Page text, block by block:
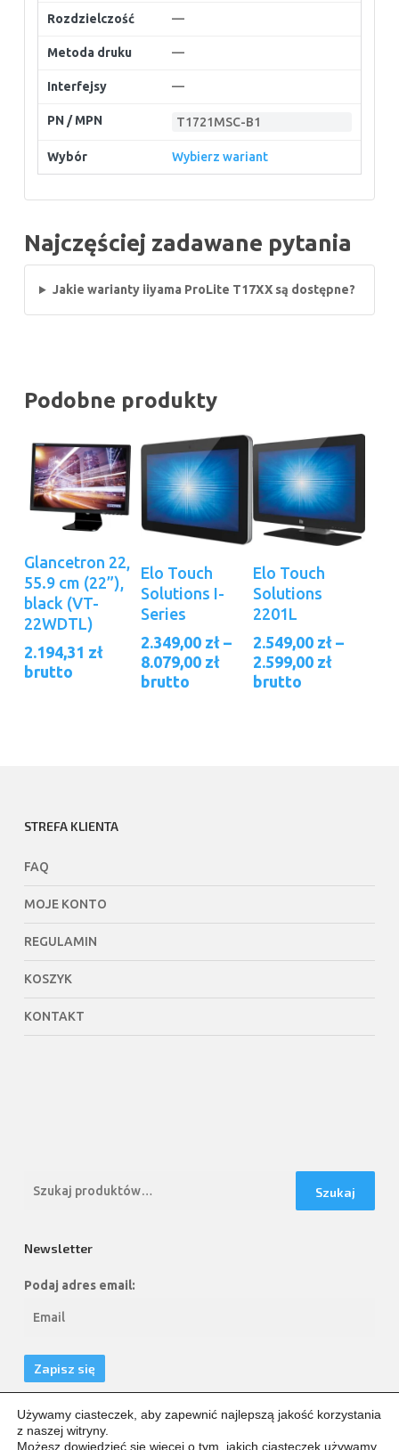
—
—
—
T1721MSC-B1
Wybierz wariant
Najczęściej zadawane pytania
Jakie warianty iiyama ProLite T17XX są dostępne?
Podobne produkty
Dodaj Do
Koszyka
Glancetron 22,
55.9 cm (22”),
black (VT-
22WDTL)
2.194,31 zł
brutto
Wybierz Opcje
produkt
ma
wiele
wariantów.
Opcje
można
Elo Touch
Solutions I-
Series
2.349,00 zł –
8.079,00 złZakres
brutto
Wybierz Opcje
produkt
ma
wiele
wariantów.
Opcje
można
Elo Touch
Solutions
2201L
2.549,00 zł –
2.599,00 złZakres
brutto
STREFA KLIENTA
FAQ
MOJE KONTO
REGULAMIN
KOSZYK
KONTAKT
Szukaj:
Szukaj
Newsletter
Podaj adres email:
Używamy ciasteczek, aby zapewnić najlepszą jakość korzystania
z naszej witryny.
Możesz dowiedzieć się więcej o tym, jakich ciasteczek używamy,